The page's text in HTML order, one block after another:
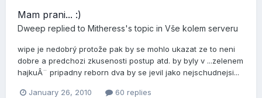
Mam prani... :)
Dweep replied to Mitheress's topic in Vše kolem serveru
wipe je nedobrý protože pak by se mohlo ukazat ze to neni
dobre a predchozi zkusenosti postup atd. by byly v ...zelenem
hajkuÂ¨ pripadny reborn dva by se jevil jako nejschudnejsi...
January 26, 2010 60 replies